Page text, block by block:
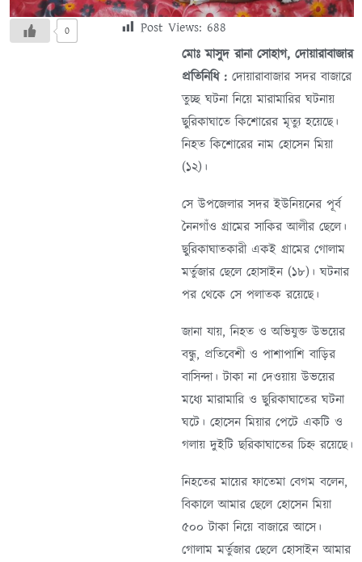
0 Post Views: 688
মোঃ মাসুদ রানা সোহাগ, দোয়ারাবাজার
প্রতিনিধি : দোয়ারাবাজার সদর বাজারে
তুচ্ছ ঘটনা নিয়ে মারামারির ঘটনায়
ছুরিকাঘাতে কিশোরের মৃত্যু হয়েছে।
নিহত কিশোরের নাম হোসেন মিয়া
(১২)।
সে উপজেলার সদর ইউনিয়নের পূর্ব
নৈনগাঁও গ্রামের সাকির আলীর ছেলে।
ছুরিকাঘাতকারী একই গ্রামের গোলাম
মর্তুজার ছেলে হোসাইন (১৮)। ঘটনার
পর থেকে সে পলাতক রয়েছে।
জানা যায়, নিহত ও অভিযুক্ত উভয়ের
বন্ধু, প্রতিবেশী ও পাশাপাশি বাড়ির
বাসিন্দা। টাকা না দেওয়ায় উভয়ের
মধ্যে মারামারি ও ছুরিকাঘাতের ঘটনা
ঘটে। হোসেন মিয়ার পেটে একটি ও
গলায় দুইটি ছরিকাঘাতের চিহ্ন রয়েছে।
নিহতের মায়ের ফাতেমা বেগম বলেন,
বিকালে আমার ছেলে হোসেন মিয়া
৫০০ টাকা নিয়ে বাজারে আসে।
গোলাম মর্তুজার ছেলে হোসাইন আমার